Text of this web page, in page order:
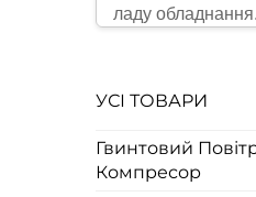
ладу
Стабілізатор
УСІ ТОВАРИ
Гвинтовий
Компресор